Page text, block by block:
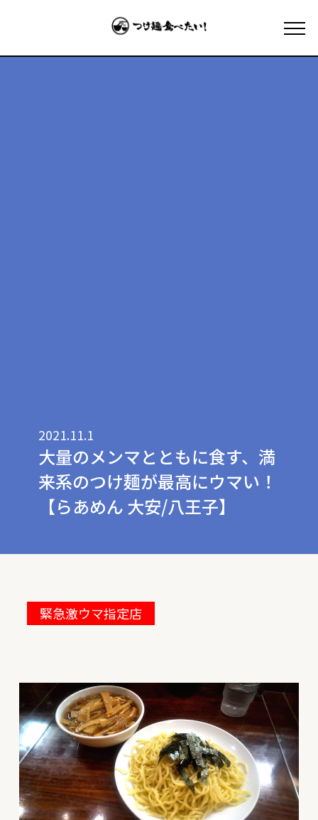
2021.11.1
大量のメンマとともに食す、満
来系のつけ麺が最高にウマい！
【らあめん 大安/八王子】
緊急激ウマ指定店